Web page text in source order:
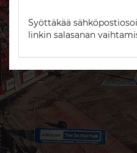
Syöttäkää
linkin salasanan